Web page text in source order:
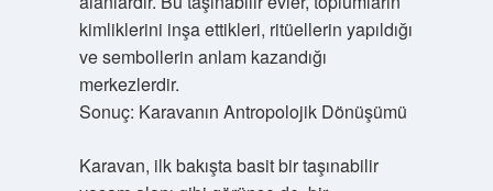
kimliklerini inşa ettikleri, ritüellerin yapıldığı
ve sembollerin anlam kazandığı
merkezlerdir.
Sonuç: Karavanın Antropolojik Dönüşümü
Karavan, ilk bakışta basit bir taşınabilir